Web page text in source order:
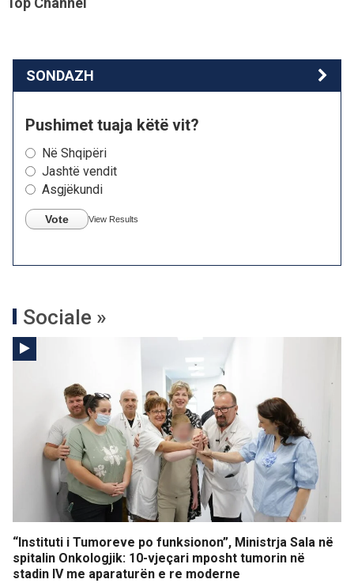
SONDAZH
Pushimet tuaja këtë vit?
Në Shqipëri
Jashtë vendit
Asgjëkundi
Vote View Results
Sociale »
“Instituti i Tumoreve po funksionon”, Ministrja Sala në
spitalin Onkologjik: 10-vjeçari mposht tumorin në
stadin IV me aparaturën e re moderne